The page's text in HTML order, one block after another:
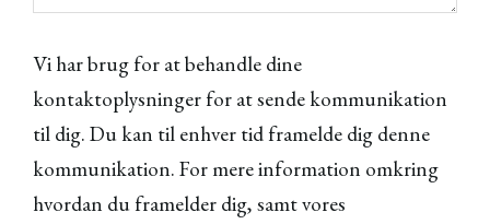
Vi har brug for at behandle dine
kontaktoplysninger for at sende kommunikation
til dig. Du kan til enhver tid framelde dig denne
kommunikation. For mere information omkring
hvordan du framelder dig, samt vores